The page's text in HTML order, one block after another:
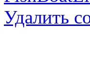
Удалить